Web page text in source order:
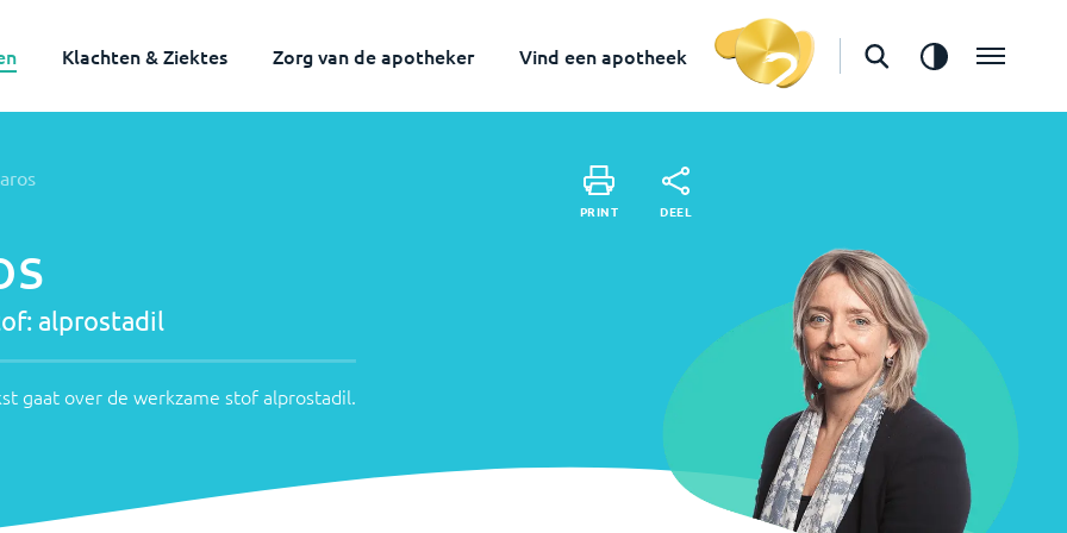
Klachten & Ziektes Zorg van de apotheker Vind een apotheek
Apeldoorn
Vind een apotheek
alprostadil
gaat over de werkzame stofalprostadil.
PRINT DEEL